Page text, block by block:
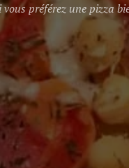
préférez une pizza